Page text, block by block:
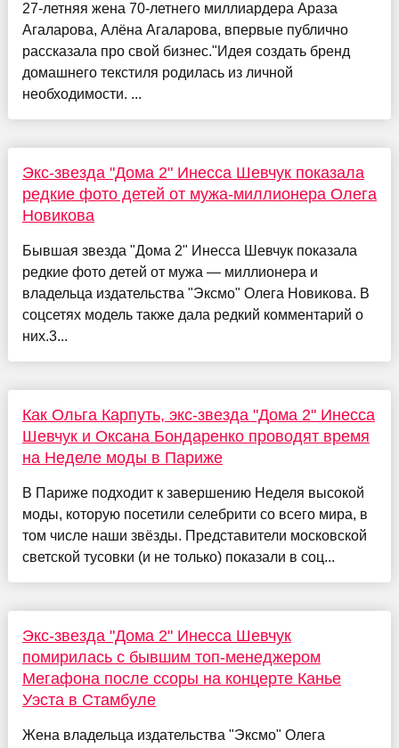
27-летняя жена 70-летнего миллиардера Араза
Агаларова, Алёна Агаларова, впервые публично
рассказала про свой бизнес."Идея создать бренд
домашнего текстиля родилась из личной
необходимости. ...
Экс-звезда "Дома 2" Инесса Шевчук показала
редкие фото детей от мужа-миллионера Олега
Новикова
Бывшая звезда "Дома 2" Инесса Шевчук показала
редкие фото детей от мужа — миллионера и
владельца издательства "Эксмо" Олега Новикова. В
соцсетях модель также дала редкий комментарий о
них.3...
Как Ольга Карпуть, экс-звезда "Дома 2" Инесса
Шевчук и Оксана Бондаренко проводят время
на Неделе моды в Париже
В Париже подходит к завершению Неделя высокой
моды, которую посетили селебрити со всего мира, в
том числе наши звёзды. Представители московской
светской тусовки (и не только) показали в соц...
Экс-звезда "Дома 2" Инесса Шевчук
помирилась с бывшим топ-менеджером
Мегафона после ссоры на концерте Канье
Уэста в Стамбуле
Жена владельца издательства "Эксмо" Олега